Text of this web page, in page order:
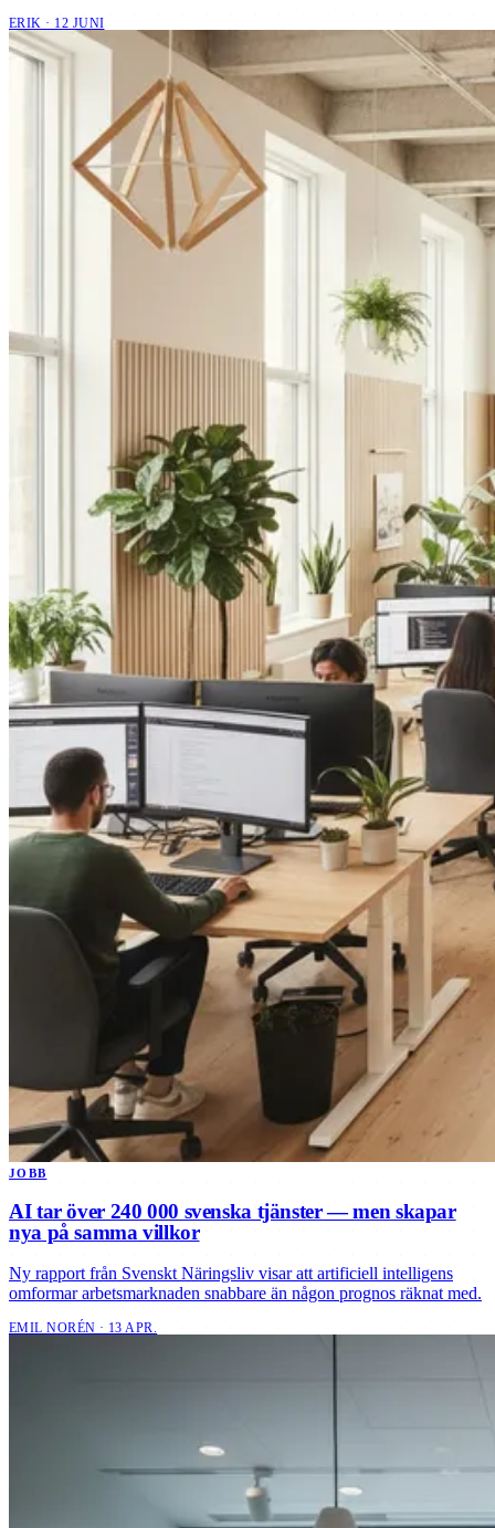
ERIK · 12 JUNI
JOBB
AI tar över 240 000 svenska tjänster — men skapar
nya på samma villkor
Ny rapport från Svenskt Näringsliv visar att artificiell intelligens
omformar arbetsmarknaden snabbare än någon prognos räknat med.
EMIL NORÉN · 13 APR.